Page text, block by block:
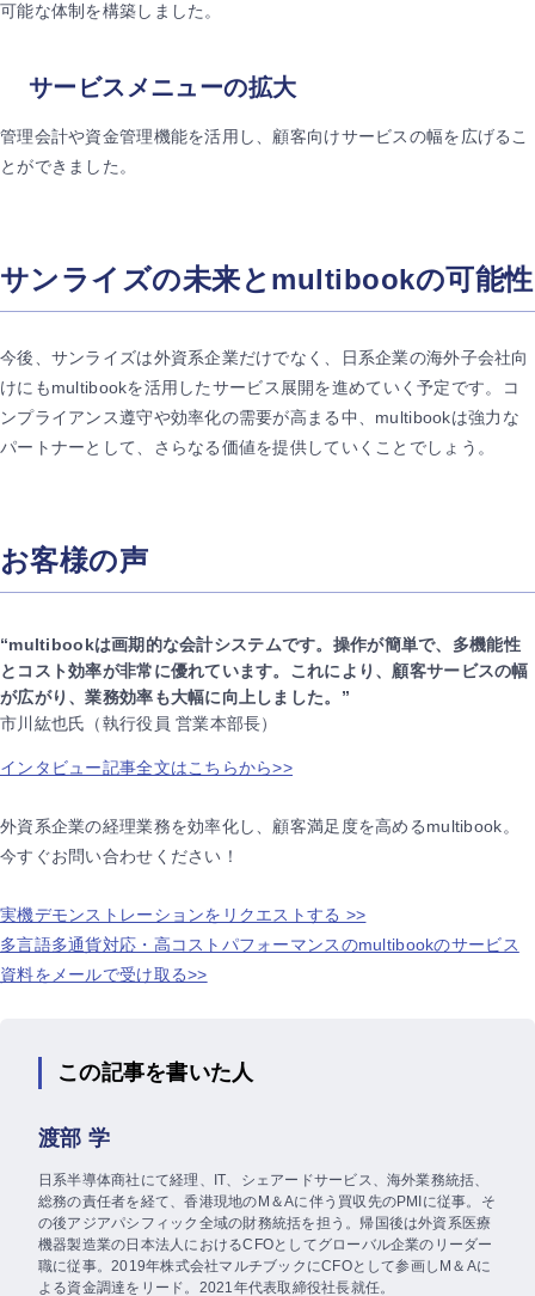
可能な体制を構築しました。
サービスメニューの拡大
管理会計や資金管理機能を活用し、顧客向けサービスの幅を広げるこ
とができました。
サンライズの未来とmultibookの可能性
今後、サンライズは外資系企業だけでなく、日系企業の海外子会社向
けにもmultibookを活用したサービス展開を進めていく予定です。コ
ンプライアンス遵守や効率化の需要が高まる中、multibookは強力な
パートナーとして、さらなる価値を提供していくことでしょう。
お客様の声
“multibookは画期的な会計システムです。操作が簡単で、多機能性
とコスト効率が非常に優れています。これにより、顧客サービスの幅
が広がり、業務効率も大幅に向上しました。”
市川紘也氏（執行役員 営業本部長）
インタビュー記事全文はこちらから>>
外資系企業の経理業務を効率化し、顧客満足度を高めるmultibook。
今すぐお問い合わせください！
実機デモンストレーションをリクエストする >>
多言語多通貨対応・高コストパフォーマンスのmultibookのサービス
資料をメールで受け取る>>
この記事を書いた人
渡部 学
日系半導体商社にて経理、IT、シェアードサービス、海外業務統括、
総務の責任者を経て、香港現地のM＆Aに伴う買収先のPMIに従事。そ
の後アジアパシフィック全域の財務統括を担う。帰国後は外資系医療
機器製造業の日本法人におけるCFOとしてグローバル企業のリーダー
職に従事。2019年株式会社マルチブックにCFOとして参画しM＆Aに
よる資金調達をリード。2021年代表取締役社長就任。